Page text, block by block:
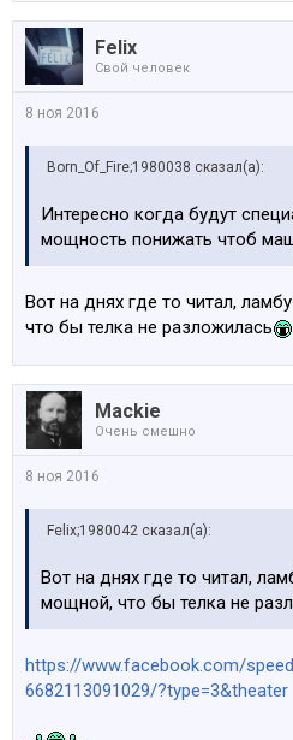
Felix
Свой человек
8 ноя 2016
Born_Of_Fire;1980038 сказал(а):
Интересно когдa будут
мощность понижать чтоб
Вот на днях где то читал,
что бы телка не разложилась
Mackie
Очень смешно
8 ноя 2016
Felix;1980042 сказал(а):
Вот на днях где то читал,
мощной, что бы телка не
https://www.facebook.com/
6682113091029/?type=3&theater